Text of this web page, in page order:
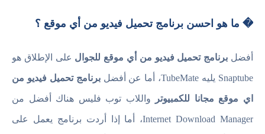
� ما هو احسن برنامج تحميل فيديو من أي موقع ؟
أفضل برنامج تحميل فيديو من أي موقع للجوال على الإطلاق هو
Snaptube يليه TubeMate، أما عن أفضل برنامج تحميل فيديو من
اي موقع مجانا للكمبيوتر واللاب توب فليس هناك أفضل من
Internet Download Manager، أما إذا أردت برنامج يعمل على